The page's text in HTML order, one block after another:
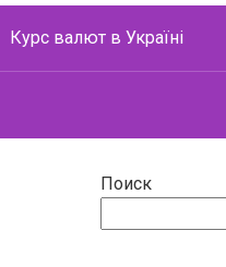
Курс валют в Україні
Поиск